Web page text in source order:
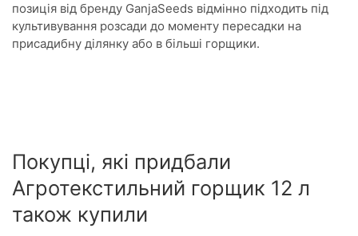
позиція від бренду GanjaSeeds відмінно підходить під
культивування розсади до моменту пересадки на
присадибну ділянку або в більші горщики.
Покупці, які придбали
Агротекстильний горщик 12 л
також купили